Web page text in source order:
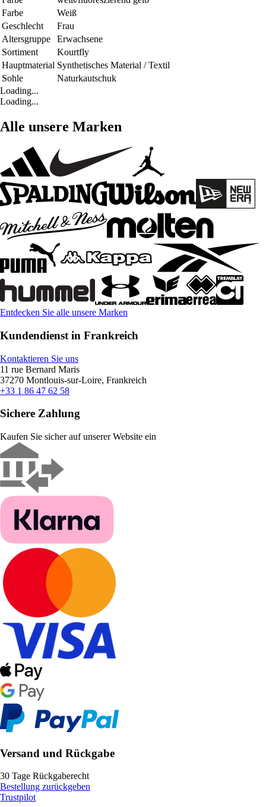
Farbe
Weiß
Geschlecht
Frau
Altersgruppe
Erwachsene
Sortiment
Kourtfly
Hauptmaterial Synthetisches Material / Textil
Sohle
Naturkautschuk
Loading...
Loading...
Alle unsere Marken
Entdecken Sie alle unsere Marken
Kundendienst in Frankreich
Kontaktieren Sie uns
11 rue Bernard Maris
37270 Montlouis-sur-Loire, Frankreich
+33 1 86 47 62 58
Sichere Zahlung
Kaufen Sie sicher auf unserer Website ein
Versand und Rückgabe
30 Tage Rückgaberecht
Bestellung zurückgeben
Trustpilot